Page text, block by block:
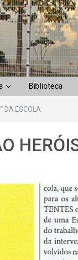
Biblioteca
DA ESCOLA